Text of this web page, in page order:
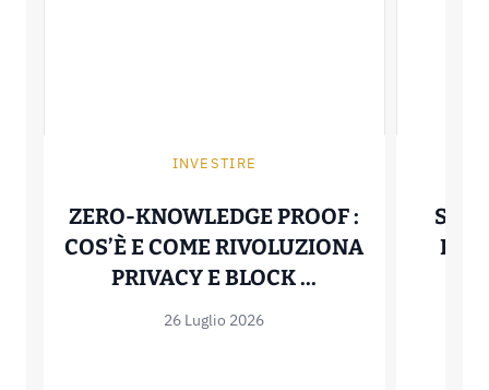
INVESTIRE
ZERO-KNOWLEDGE PROOF :
COS’È E COME RIVOLUZIONA
PRIVACY E BLOCK ...
26 Luglio 2026